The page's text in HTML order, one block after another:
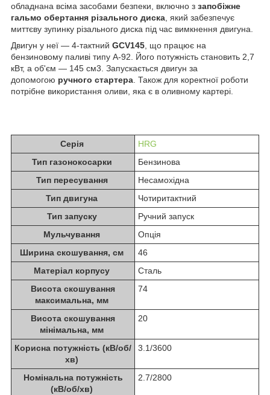
обладнана всіма засобами безпеки, включно з запобіжне
гальмо обертання різального диска , який забезпечує
миттєву зупинку різального диска під час вимкнення двигуна.
Двигун у неї — 4-тактний GСV145 , що працює на
бензиновому паливі типу А-92. Його потужність становить 2,7
кВт, а об'єм — 145 см3. Запускається двигун за
допомогою ручного стартера . Також для коректної роботи
потрібне використання оливи, яка є в оливному картері.
Серія
HRG
Тип газонокосарки
Бензинова
Тип пересування
Несамохідна
Тип двигуна
Чотиритактний
Тип запуску
Ручний запуск
Мульчування
Опція
Ширина скошування, см
46
Матеріал корпусу
Сталь
Висота скошування
максимальна, мм
74
Висота скошування
мінімальна, мм
20
Корисна потужність (кВ/об/
хв)
3.1/3600
Номінальна потужність
(кВ/об/хв)
2.7/2800